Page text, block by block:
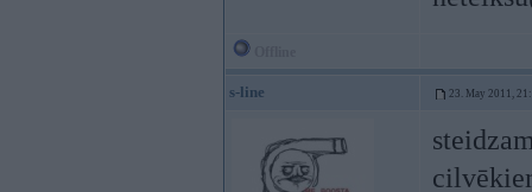
s-line 23. May 2011,